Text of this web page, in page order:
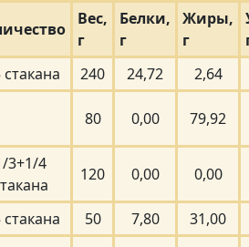
Вес,
г
Белки,
г
Жиры,
г
стакана 240 24,72
2,64
80 0,00 79,92
3+1/4
120 0,00 0,00
стакана 50 7,80
31,00